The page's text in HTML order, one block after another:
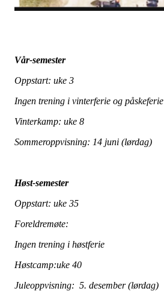
Vår-semester
Oppstart: uke 3
Ingen trening i vinterferie og påskeferie
Vinterkamp: uke 8
Sommeroppvisning: 14 juni (lørdag)
Høst-semester
Oppstart: uke 35
Foreldremøte:
Ingen trening i høstferie
Høstcamp:uke 40
Juleoppvisning: 5. desember (lørdag)